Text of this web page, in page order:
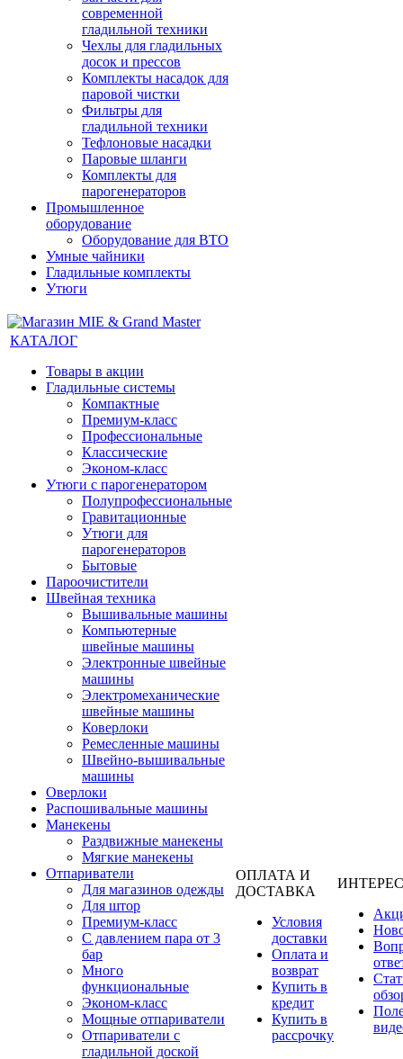
современной
гладильной техники
Чехлы для гладильных
досок и прессов
Комплекты насадок для
паровой чистки
Фильтры для
гладильной техники
Тефлоновые насадки
Паровые шланги
Комплекты для
парогенераторов
Промышленное
оборудование
Оборудование для ВТО
Умные чайники
Гладильные комплекты
Утюги
КАТАЛОГ
Товары в акции
Гладильные системы
Компактные
Премиум-класс
Профессиональные
Классические
Эконом-класс
Утюги с парогенератором
Полупрофессиональные
Гравитационные
Утюги для
парогенераторов
Бытовые
Пароочистители
Швейная техника
Вышивальные машины
Компьютерные
швейные машины
Электронные швейные
машины
Электромеханические
швейные машины
Коверлоки
Ремесленные машины
Швейно-вышивальные
машины
Оверлоки
Распошивальные машины
Манекены
Раздвижные манекены
Мягкие манекены
Отпариватели
Для магазинов одежды
Для штор
Премиум-класс
С давлением пара от 3
бар
Много
функциональные
Эконом-класс
Мощные отпариватели
Отпариватели с
гладильной доской
ОПЛАТА И
ДОСТАВКА
Условия
доставки
Оплата и
возврат
Купить в
кредит
Купить в
рассрочку